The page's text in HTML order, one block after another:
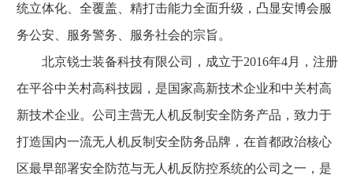
统立体化、全覆盖、精打击能力全面升级，凸显安博会服
务公安、服务警务、服务社会的宗旨。
北京锐士装备科技有限公司，成立于2016年4月，注册
在平谷中关村高科技园，是国家高新技术企业和中关村高
新技术企业。公司主营无人机反制安全防务产品，致力于
打造国内一流无人机反制安全防务品牌，在首都政治核心
区最早部署安全防范与无人机反防控系统的公司之一，是